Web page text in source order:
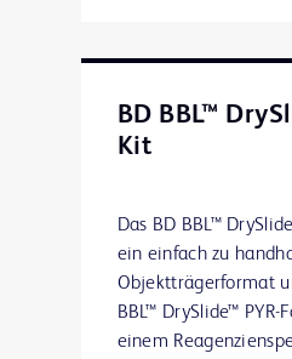
BD BBL™
Kit
Das BD BBL™
ein einfach zu
Objektträgerformat
BBL™ DrySlide™
einem